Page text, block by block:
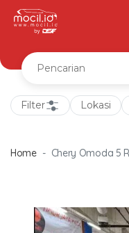
Filter Lokasi
Home Chery Omoda 5